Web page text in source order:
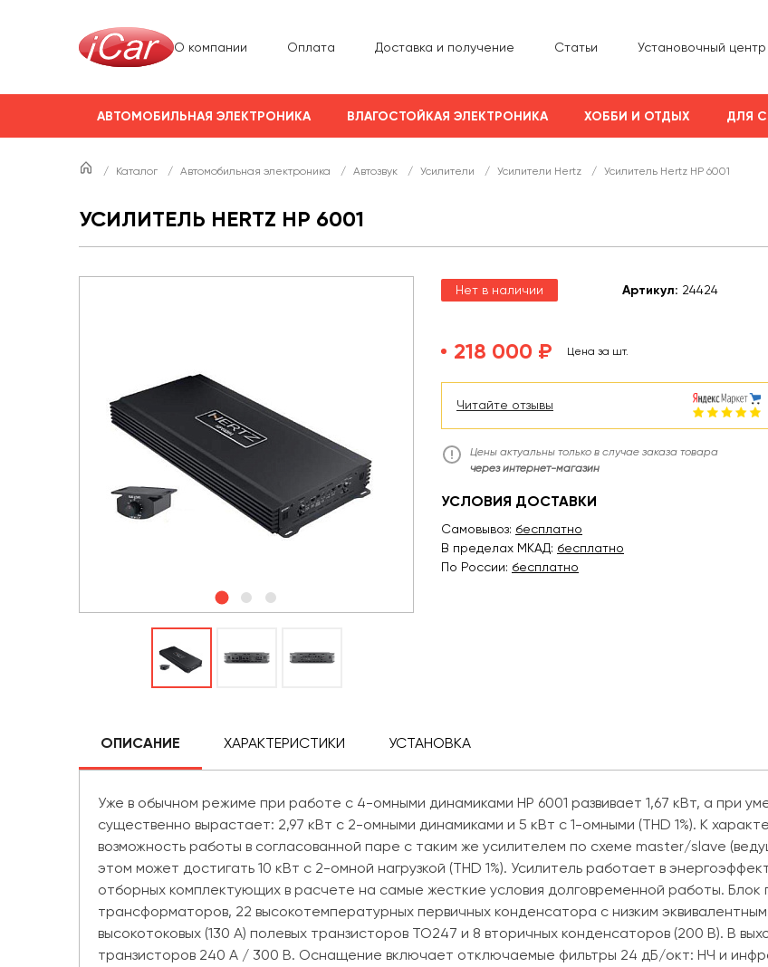
О компании Оплата Доставка и получение Статьи Установочный центр
АВТОМОБИЛЬНАЯ ЭЛЕКТРОНИКА ВЛАГОСТОЙКАЯ ЭЛЕКТРОНИКА ХОББИ И ОТДЫХ ДЛЯ
/ Каталог / Автомобильная электроника / Автозвук / Усилители / Усилители Hertz / Усилитель Hertz HP 6001
УСИЛИТЕЛЬ HERTZ HP 6001
Нет в наличии Артикул: 24424
218 000 ₽ Цена за шт.
Читайте отзывы
Цены актуальны только в случае заказа товара
через интернет-магазин
УСЛОВИЯ ДОСТАВКИ
Самовывоз: бесплатно
В пределах МКАД: бесплатно
По России: бесплатно
ОПИСАНИЕ ХАРАКТЕРИСТИКИ УСТАНОВКА
Уже в обычном режиме при работе с 4-омными динамиками HP 6001 развивает 1,67 кВт, а при
существенно вырастает: 2,97 кВт с 2-омными динамиками и 5 кВт с 1-омными (THD 1%). К
возможность работы в согласованной паре с таким же усилителем по схеме master/slave
этом может достигать 10 кВт с 2-омной нагрузкой (THD 1%). Усилитель работает в
отборных комплектующих в расчете на самые жесткие условия долговременной работы.
трансформаторов, 22 высокотемпературных первичных конденсатора с низким эквивалентным
высокотоковых (130 А) полевых транзисторов TO247 и 8 вторичных конденсаторов (200 В). В
транзисторов 240 А / 300 В. Оснащение включает отключаемые фильтры 24 дБ/окт: НЧ и